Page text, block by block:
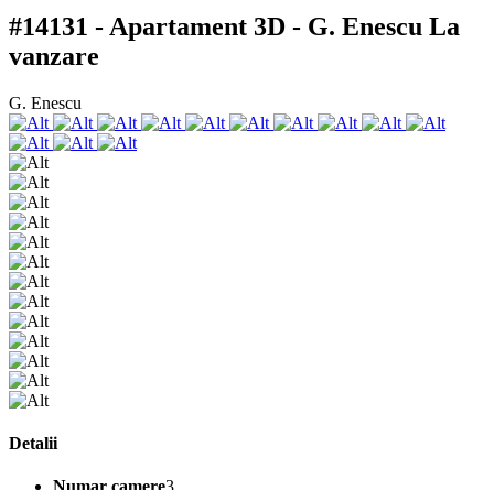
#14131 - Apartament 3D - G. Enescu La
vanzare
G. Enescu
Detalii